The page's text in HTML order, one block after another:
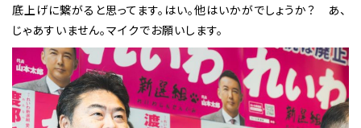
底上げに繋がると思ってます。はい。他はいかがでしょうか？ あ、
じゃあすいません。マイクでお願いします。